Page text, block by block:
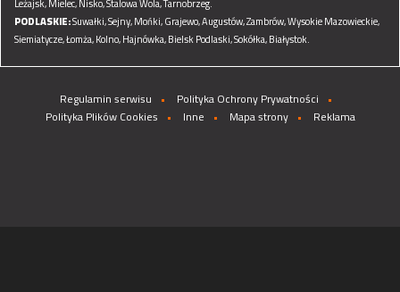
PODLASKIE:Suwałki,Sejny,Mońki,Grajewo,Augustów,Zambrów,Wysokie Mazowieckie,
Siemiatycze,Łomża,Kolno,Hajnówka,Bielsk Podlaski,Sokółka,Białystok.
Regulamin serwisu
Polityka Ochrony Prywatności
Polityka Plików Cookies
Inne Mapa strony Reklama